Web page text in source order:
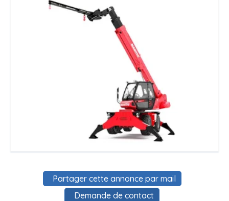
Demande de contact
Partager cette annonce par mail